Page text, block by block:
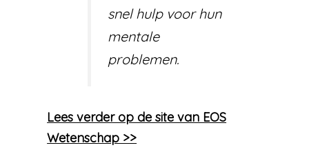
snel hulp voor hun
mentale
problemen.
Lees verder op de site van EOS
Wetenschap >>